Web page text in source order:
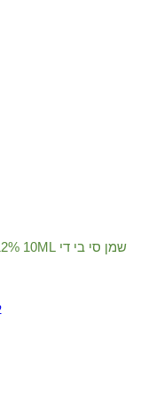
שמן סי בי די PROVACAN CBD OIL 1,200MG 12% 10ML